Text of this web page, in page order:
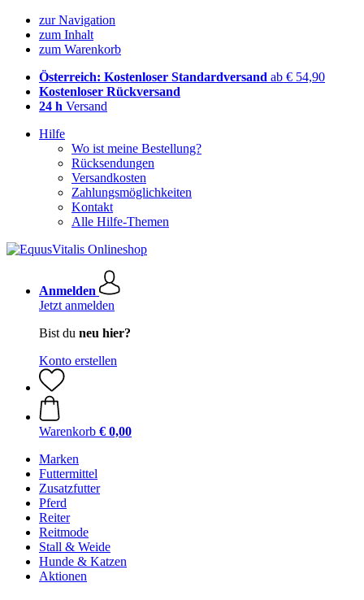
zur Navigation
zum Inhalt
zum Warenkorb
Österreich: Kostenloser Standardversand ab € 54,90
Kostenloser Rückversand
24 h Versand
Hilfe
Wo ist meine Bestellung?
Rücksendungen
Versandkosten
Zahlungsmöglichkeiten
Kontakt
Alle Hilfe-Themen
Anmelden
Jetzt anmelden
Bist du neu hier?
Konto erstellen
Warenkorb € 0,00
Marken
Futtermittel
Zusatzfutter
Pferd
Reiter
Reitmode
Stall & Weide
Hunde & Katzen
Aktionen